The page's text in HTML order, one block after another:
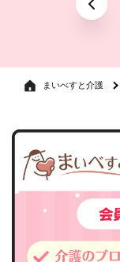
まいべすと介護